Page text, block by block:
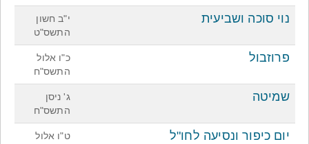
נוי סוכה ושביעית
י"ב חשון
התשס"ט
פרוזבול
כ"ו אלול
התשס"ח
שמיטה
ג' ניסן
התשס"ח
יום כיפור ונסיעה לחו"ל
ט"ו אלול